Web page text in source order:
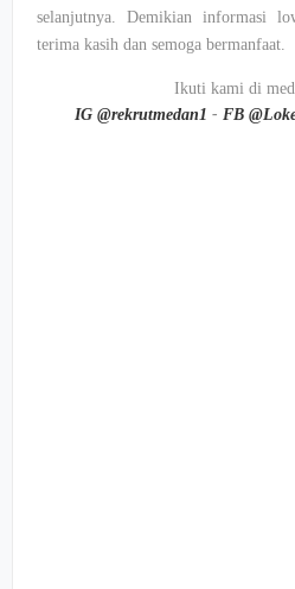
selanjutnya. Demikian informasi
terima kasih dan semoga bermanfaat.
Ikuti kami di
IG @rekrutmedan1 - FB